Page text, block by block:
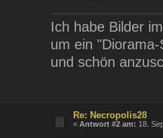
Ich habe Bilder
um ein
und schön
Re: Necropolis28
«Antwort #2 am: 18.